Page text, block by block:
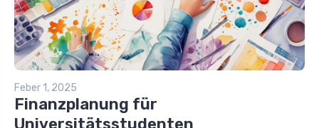
Feber 1, 2025
Finanzplanung für